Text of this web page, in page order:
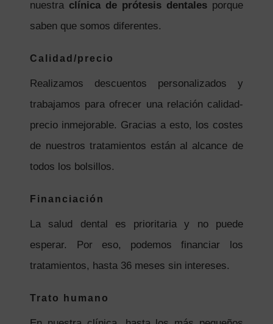
nuestra clínica de prótesis dentalesporque
saben que somos diferentes.
Calidad/precio
Realizamos descuentos personalizados y
trabajamos para ofrecer una relación calidad-
precio inmejorable. Gracias a esto, los costes
de nuestros tratamientos están al alcance de
todos los bolsillos.
Financiación
La salud dental es prioritaria y no puede
esperar. Por eso, podemos financiar los
tratamientos, hasta 36 meses sin intereses.
Trato humano